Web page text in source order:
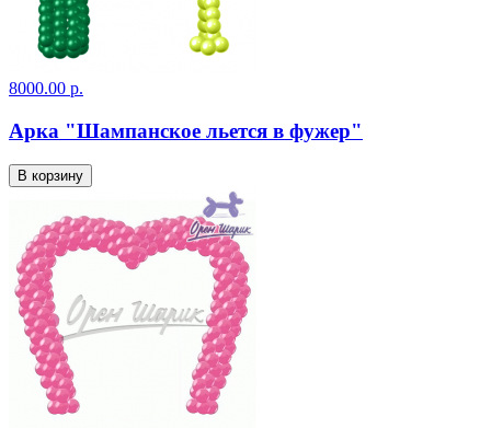
8000.00 р.
Арка "Шампанское льется в фужер"
В корзину